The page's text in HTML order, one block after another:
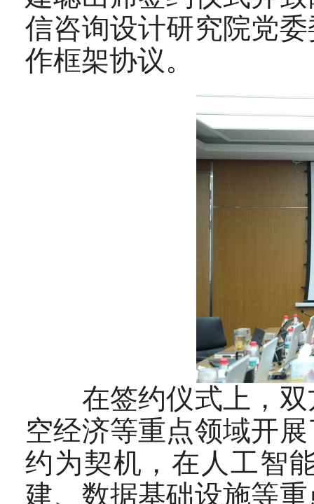
信咨询设计研究院党
作框架协议。
在签约仪式上，双
空经济等重点领域开
约为契机，在人工智
建、数据基础设施等